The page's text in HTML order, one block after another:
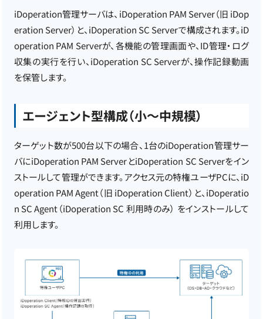
iDoperation管理サーバは、iDoperation PAM Server（旧 iDop
eration Server）と、iDoperation SC Serverで構成されます。iD
operation PAM Serverが、各機能の管理画面や、ID管理・ログ
収集の実行を行い、iDoperation SC Serverが、操作記録動画
を保管します。
エージェント型構成（小～中規模）
ターゲット数が500台以下の場合、1台のiDoperation管理サー
バにiDoperation PAM ServerとiDoperation SC Serverをイン
ストールして管理ができます。アクセス元の特権ユーザPCに、iD
operation PAM Agent（旧 iDoperation Client）と、iDoperatio
n SC Agent（iDoperation SC 利用時のみ） をインストールして
利用します。